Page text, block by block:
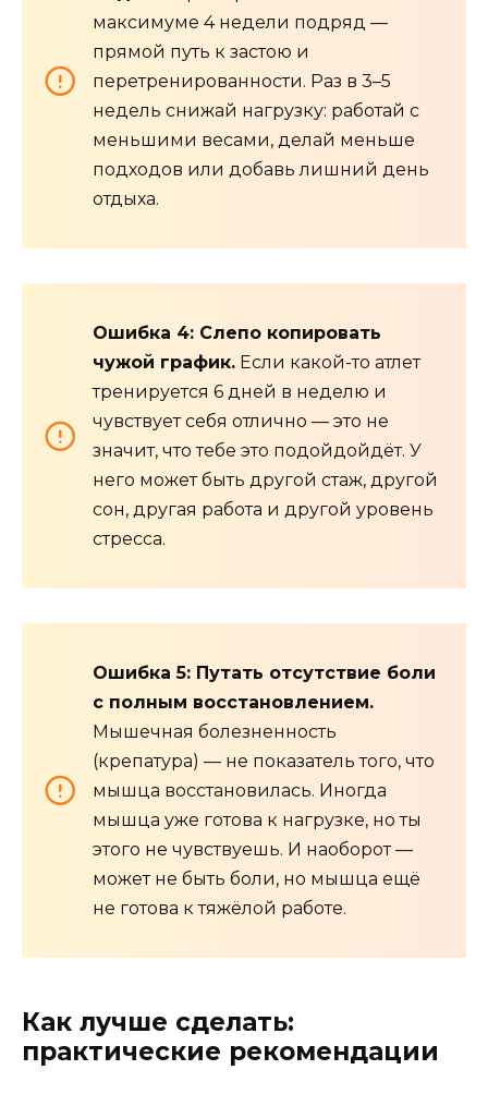
максимуме 4 недели подряд —
прямой путь к застою и
перетренированности. Раз в 3–5
недель снижай нагрузку: работай с
меньшими весами, делай меньше
подходов или добавь лишний день
отдыха.
Ошибка 4: Слепо копировать
чужой график. Если какой-то атлет
тренируется 6 дней в неделю и
чувствует себя отлично — это не
значит, что тебе это подойдойдёт. У
него может быть другой стаж, другой
сон, другая работа и другой уровень
стресса.
Ошибка 5: Путать отсутствие боли
с полным восстановлением.
Мышечная болезненность
(крепатура) — не показатель того, что
мышца восстановилась. Иногда
мышца уже готова к нагрузке, но ты
этого не чувствуешь. И наоборот —
может не быть боли, но мышца ещё
не готова к тяжёлой работе.
Как лучше сделать:
практические рекомендации